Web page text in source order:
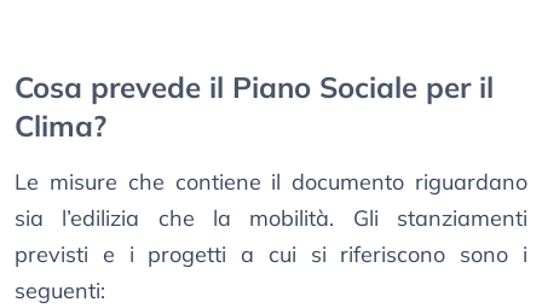
Cosa prevede il Piano Sociale per il
Clima?
Le misure che contiene il documento riguardano
sia l’edilizia che la mobilità. Gli stanziamenti
previsti e i progetti a cui si riferiscono sono i
seguenti: